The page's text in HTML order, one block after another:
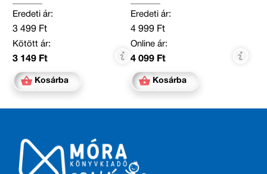
Eredeti ár:
3 499 Ft
Kötött ár:
3 149 Ft
Kosárba
Eredeti ár:
4 999 Ft
Online ár:
4 099 Ft
Kosárba